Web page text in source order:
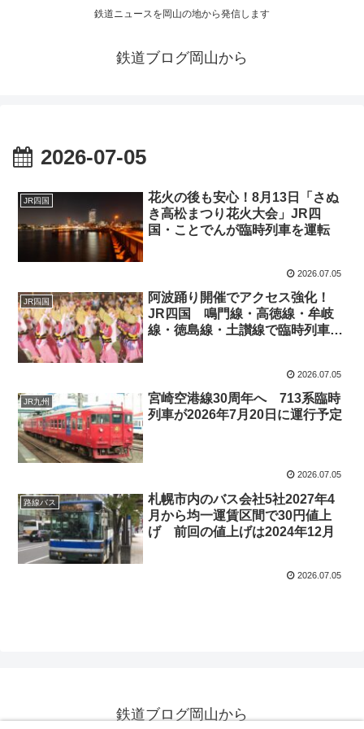
鉄道ニュースを岡山の地から発信します
鉄道ブログ岡山から
2026-07-05
JR四国
花火の後も安心！8月13日「さぬ
き高松まつり花火大会」JR四
国・ことでんが臨時列車を運転
2026.07.05
JR四国
阿波踊り開催でアクセス強化！
JR四国 鳴門線・高徳線・牟岐
線・徳島線・土讃線で臨時列車運
2026.07.05
JR九州
宮崎空港線30周年へ 713系臨時
列車が2026年7月20日に運行予定
2026.07.05
路線バス
札幌市内のバス会社5社2027年4
月から均一運賃区間で30円値上
げ 前回の値上げは2024年12月
2026.07.05
鉄道ブログ岡山から